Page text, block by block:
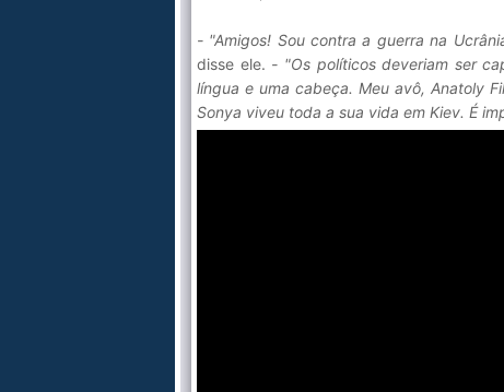
- "Amigos! Sou contra a guerra na
disse ele. - "Os políticos deveriam ser
língua e uma cabeça. Meu avô, Anatoly
Sonya viveu toda a sua vida em Kiev. É